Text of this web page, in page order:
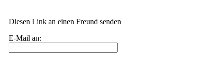
Diesen Link an einen Freund senden
E-Mail an: